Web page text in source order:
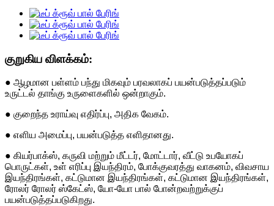
குறுகிய விளக்கம்:
● ஆழமான பள்ளம் பந்து மிகவும் பரவலாகப் பயன்படுத்தப்படும்
உருட்டல் தாங்கு உருளைகளில் ஒன்றாகும்.
● குறைந்த உராய்வு எதிர்ப்பு, அதிக வேகம்.
● எளிய அமைப்பு, பயன்படுத்த எளிதானது.
● கியர்பாக்ஸ், கருவி மற்றும் மீட்டர், மோட்டார், வீட்டு உபயோகப்
பொருட்கள், உள் எரிப்பு இயந்திரம், போக்குவரத்து வாகனம், விவசாய
இயந்திரங்கள், கட்டுமான இயந்திரங்கள், கட்டுமான இயந்திரங்கள்,
ரோலர் ரோலர் ஸ்கேட்ஸ், யோ-யோ பால் போன்றவற்றுக்குப்
பயன்படுத்தப்படுகிறது.